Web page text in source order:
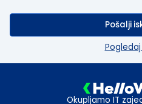
Pošalji
Okupljamo IT